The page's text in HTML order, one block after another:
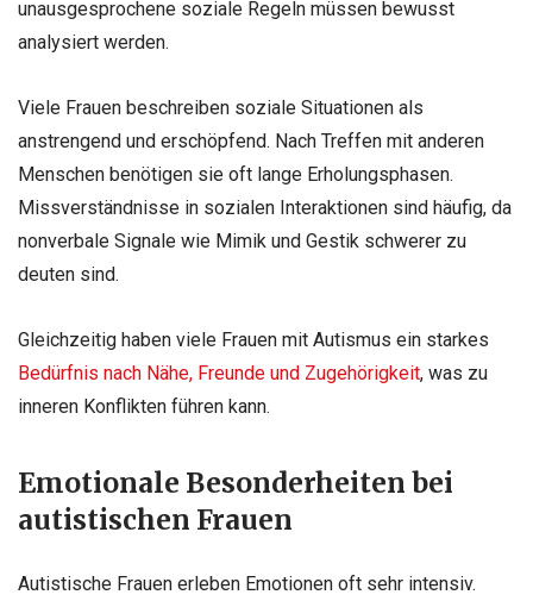
unausgesprochene soziale Regeln müssen bewusst
analysiert werden.
Viele Frauen beschreiben soziale Situationen als
anstrengend und erschöpfend. Nach Treffen mit anderen
Menschen benötigen sie oft lange Erholungsphasen.
Missverständnisse in sozialen Interaktionen sind häufig, da
nonverbale Signale wie Mimik und Gestik schwerer zu
deuten sind.
Gleichzeitig haben viele Frauen mit Autismus ein starkes
Bedürfnis nach Nähe, Freunde und Zugehörigkeit, was zu
inneren Konflikten führen kann.
Emotionale Besonderheiten bei
autistischen Frauen
Autistische Frauen erleben Emotionen oft sehr intensiv.